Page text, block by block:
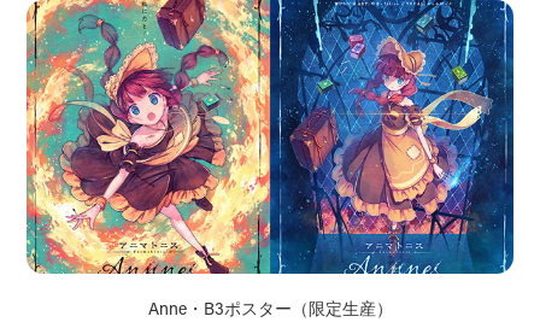
Anne・B3ポスター（限定生産）